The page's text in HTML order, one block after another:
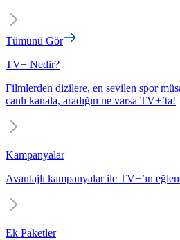
Tümünü Gör
TV+ Nedir?
Filmlerden dizilere, en sevilen spor
canlı kanala, aradığın ne varsa TV+’ta!
Kampanyalar
Avantajlı kampanyalar ile TV+’ın
Ek Paketler